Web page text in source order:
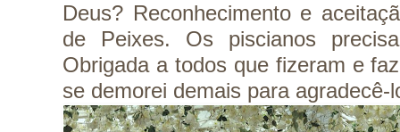
Deus? Reconhecimento e
de Peixes. Os piscianos
Obrigada a todos que fizeram e
se demorei demais para